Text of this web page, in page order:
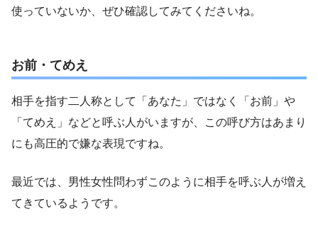
使っていないか、ぜひ確認してみてくださいね。
お前・てめえ
相手を指す二人称として「あなた」ではなく「お前」や
「てめえ」などと呼ぶ人がいますが、この呼び方はあまり
にも高圧的で嫌な表現ですね。
最近では、男性女性問わずこのように相手を呼ぶ人が増え
てきているようです。